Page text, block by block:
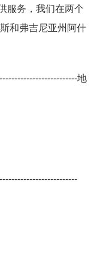
服务，我们在两个
和弗吉尼亚州阿什
地